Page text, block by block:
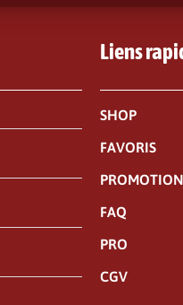
Liens
SHOP
FAVORIS
FAQ
PRO
CGV